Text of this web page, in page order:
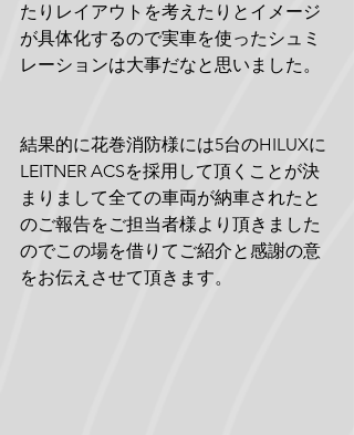
たりレイアウトを考えたりとイメージ
が具体化するので実車を使ったシュミ
レーションは大事だなと思いました。
結果的に花巻消防様には5台のHILUXに
LEITNER ACSを採用して頂くことが決
まりまして全ての車両が納車されたと
のご報告をご担当者様より頂きました
のでこの場を借りてご紹介と感謝の意
をお伝えさせて頂きます。